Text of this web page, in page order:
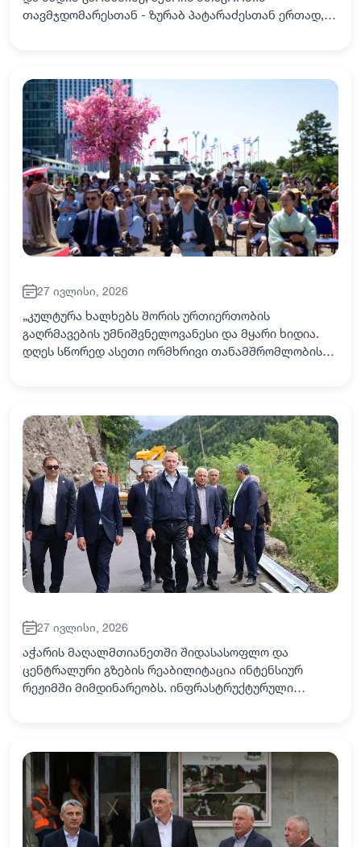
თავმჯდომარესთან - ზურაბ პატარაძესთან ერთად,
27 ივლისი, 2026
„კულტურა ხალხებს შორის ურთიერთობის
გაღრმავების უმნიშვნელოვანესი და მყარი ხიდია.
დღეს სწორედ ასეთი ორმხრივი თანამშრომლობისა
27 ივლისი, 2026
აჭარის მაღალმთიანეთში შიდასასოფლო და
ცენტრალური გზების რეაბილიტაცია ინტენსიურ
რეჟიმში მიმდინარეობს. ინფრასტრუქტურული